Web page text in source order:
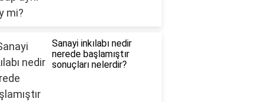
Sanayi inkılabı nedir
nerede başlamıştır
sonuçları nelerdir?